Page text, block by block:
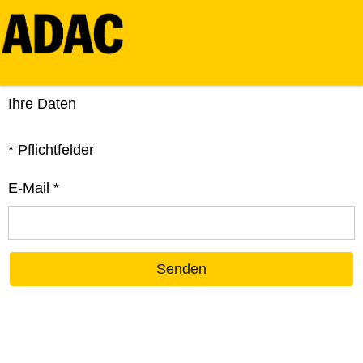
Ihre Daten
* Pflichtfelder
E-Mail *
Senden